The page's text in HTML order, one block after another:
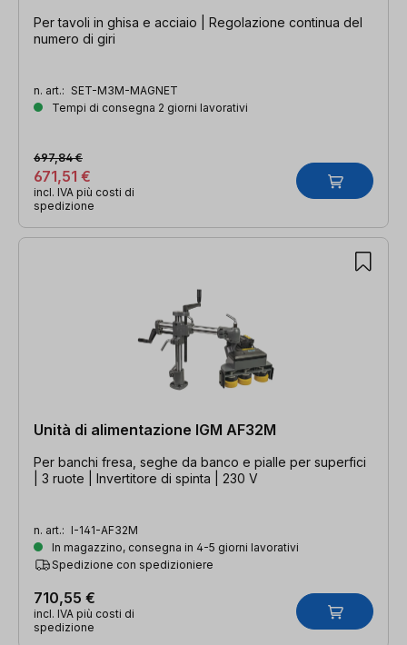
Per tavoli in ghisa e acciaio | Regolazione continua del
numero di giri
n. art.: SET-M3M-MAGNET
Tempi di consegna 2 giorni lavorativi
671,51 €
697,84 €
incl. IVA più costi di
spedizione
Unità di alimentazione IGM AF32M
Per banchi fresa, seghe da banco e pialle per superfici
| 3 ruote | Invertitore di spinta | 230 V
n. art.: I-141-AF32M
In magazzino, consegna in 4-5 giorni lavorativi
Spedizione con spedizioniere
710,55 €
incl. IVA più costi di
spedizione